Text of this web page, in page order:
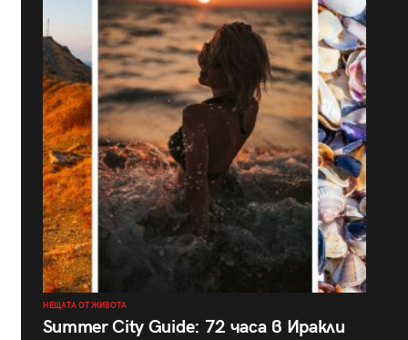
НЕЩАТА ОТ ЖИВОТА
Summer City Guide: 72 часа в Иракли